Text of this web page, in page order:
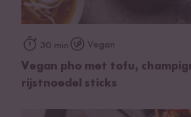
30 min Vegan
Vegan pho met tofu,
rijstnoedel sticks